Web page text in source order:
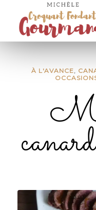
À L'AVANCE,